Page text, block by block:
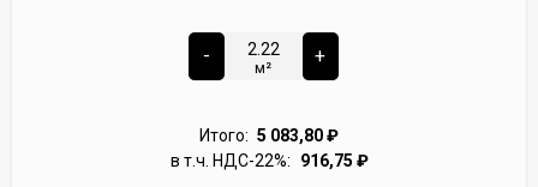
-
м²
+
Итого: 5 083,80₽
в т.ч. НДС-22%:
916,75 ₽